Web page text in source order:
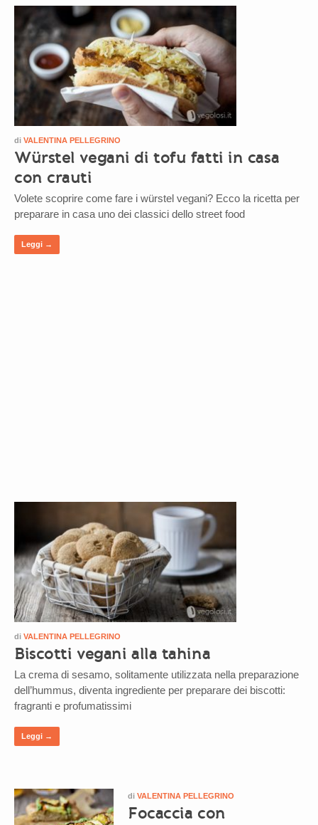
di VALENTINA PELLEGRINO
Würstel vegani di tofu fatti in casa
con crauti
Volete scoprire come fare i würstel vegani? Ecco la ricetta per
preparare in casa uno dei classici dello street food
Leggi →
di VALENTINA PELLEGRINO
Biscotti vegani alla tahina
La crema di sesamo, solitamente utilizzata nella preparazione
dell’hummus, diventa ingrediente per preparare dei biscotti:
fragranti e profumatissimi
Leggi →
di VALENTINA PELLEGRINO
Focaccia con